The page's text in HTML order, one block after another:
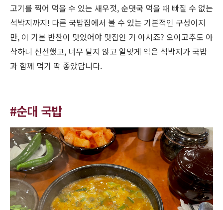
고기를 찍어 먹을 수 있는 새우젓, 순댓국 먹을 때 빠질 수 없는
석박지까지! 다른 국밥집에서 볼 수 있는 기본적인 구성이지
만, 이 기본 반찬이 맛있어야 맛집인 거 아시죠? 오이고추도 아
삭하니 신선했고, 너무 달지 않고 알맞게 익은 석박지가 국밥
과 함께 먹기 딱 좋았답니다.
#순대 국밥